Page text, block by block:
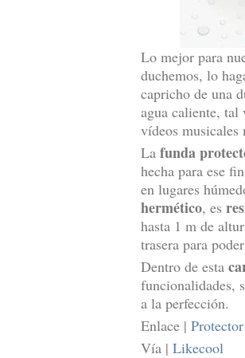
Lo mejor para
duchemos, lo
capricho de una
agua caliente, tal
vídeos musicales
La funda
hecha para ese
en lugares
hermético, es
hasta 1 m de
trasera para
Dentro de esta
funcionalidades,
a la perfección.
Enlace |
Vía | Likecool